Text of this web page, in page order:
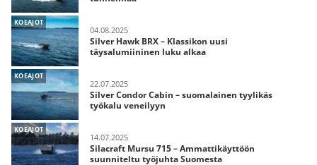
KOEAJOT
04.08.2025
Silver Hawk BRX – Klassikon uusi
täysalumiininen luku alkaa
KOEAJOT
22.07.2025
Silver Condor Cabin – suomalainen tyylikäs
työkalu veneilyyn
KOEAJOT
14.07.2025
Silacraft Mursu 715 – Ammattikäyttöön
suunniteltu työjuhta Suomesta